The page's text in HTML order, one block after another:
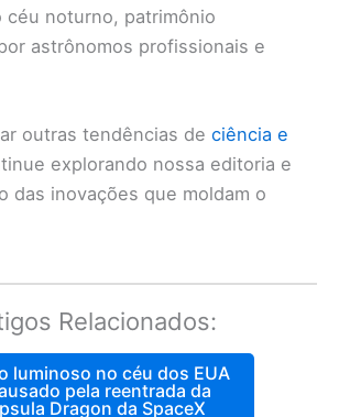
céu noturno, patrimônio
astrônomos profissionais e
outras tendências de ciência e
explorando nossa editoria e
das inovações que moldam o
Relacionados:
luminoso no céu dos EUA
pela reentrada da
Dragon da SpaceX